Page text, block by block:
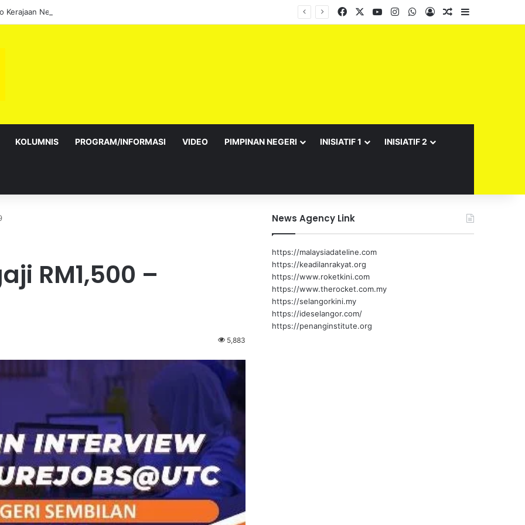
Facebook YouTubeInstagramWhatsApp
Log InRandom Article
KOLUMNIS PROGRAM/INFORMASI VIDEO PIMPINAN NEGERI INISIATIF 1 INISIATIF 2
RM1,500 –
5,883
News Agency Link
https://malaysiadateline.com
https://keadilanrakyat.org
https://www.roketkini.com
https://www.therocket.com.my
https://selangorkini.my
https://ideselangor.com/
https://penanginstitute.org